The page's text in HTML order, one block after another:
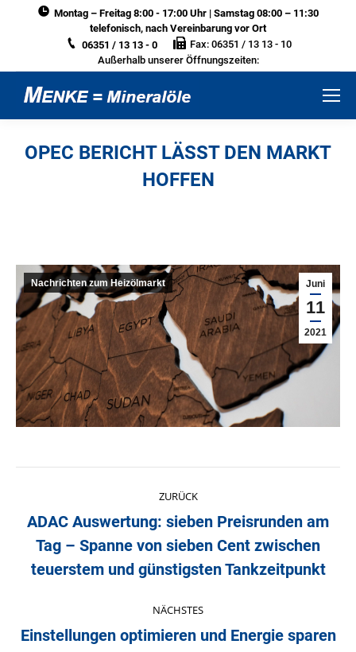
Montag – Freitag 8:00 - 17:00 Uhr | Samstag 08:00 – 11:30
telefonisch, nach Vereinbarung vor Ort
06351 / 13 13 - 0
Fax: 06351 / 13 13 - 10
Außerhalb unserer Öffnungszeiten:
OPEC BERICHT LÄSST DEN MARKT
HOFFEN
Juni
11
2021
Nachrichten zum Heizölmarkt
Kommentarnavigation
ZURÜCK
Vorheriger
Beitrag:
ADAC Auswertung: sieben Preisrunden am
Tag – Spanne von sieben Cent zwischen
teuerstem und günstigsten Tankzeitpunkt
NÄCHSTES
Nächster
Einstellungen optimieren und Energie sparen